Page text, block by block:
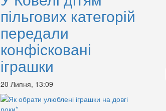
пільгових категорій
передали
конфісковані
іграшки
20 Липня, 13:09